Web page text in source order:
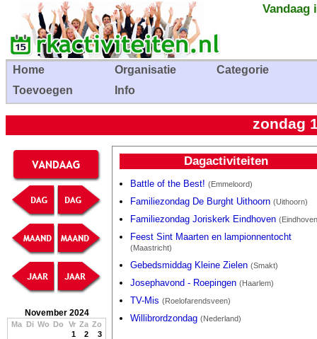
Vandaag
Home Organisatie
Categorie
Toevoegen
Info
zondag
November 2024
Ma Di Wo Do Vr Za Zo
1
2
3
Dagactiviteiten
Battle of the Best! (Emmeloord)
Familiezondag De Burght Uithoorn (Uithoorn)
Familiezondag Joriskerk Eindhoven
Feest Sint Maarten en lampionnentocht
(Maastricht)
Gebedsmiddag Kleine Zielen (Smakt)
Josephavond - Roepingen (Haarlem)
TV-Mis (Roelofarendsveen)
Willibrordzondag (Nederland)